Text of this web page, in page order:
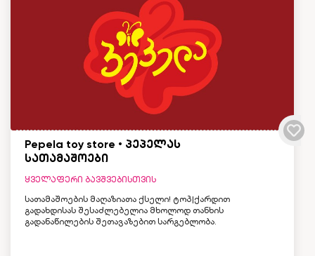
Pepela toy store • პეპელას
სათამაშოები
ყველაფერი ბავშვებისთვის
სათამაშოების მაღაზიათა ქსელი! ტოპ|ქარდით
გადახდისას შესაძლებელია მხოლოდ თანხის
გადანაწილების შეთავაზებით სარგებლობა.